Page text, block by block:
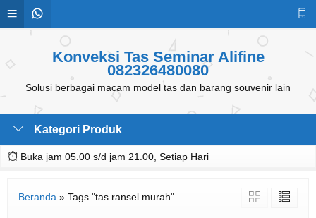
Konveksi Tas Seminar Alifine
082326480080
Solusi berbagai macam model tas dan barang souvenir lain
Kategori Produk
Buka jam 05.00 s/d jam 21.00, Setiap Hari
Beranda » Tags "tas ransel murah"